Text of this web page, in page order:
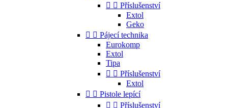
  Příslušenství
Extol
Geko
  Pájecí technika
Eurokomp
Extol
Tipa
  Příslušenství
Extol
  Pistole lepící
  Příslušenství